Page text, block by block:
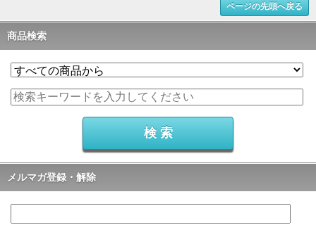
ページの先頭へ戻る
商品検索
メルマガ登録・解除